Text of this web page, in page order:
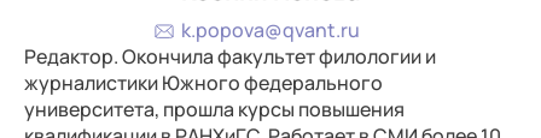
k.popova@qvant.ru
Редактор. Окончила факультет филологии и
журналистики Южного федерального
университета, прошла курсы повышения